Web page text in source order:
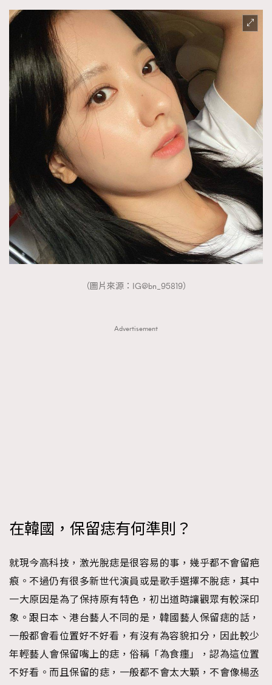
（圖片來源：IG@bn_95819）
Advertisement
在韓國，保留痣有何準則？
就現今高科技，激光脫痣是很容易的事，幾乎都不會留疤
痕。不過仍有很多新世代演員或是歌手選擇不脫痣，其中
一大原因是為了保持原有特色，初出道時讓觀眾有較深印
象。跟日本、港台藝人不同的是，韓國藝人保留痣的話，
一般都會看位置好不好看，有沒有為容貌扣分，因此較少
年輕藝人會保留嘴上的痣，俗稱「為食癦」，認為這位置
不好看。而且保留的痣，一般都不會太大顆，不會像楊丞